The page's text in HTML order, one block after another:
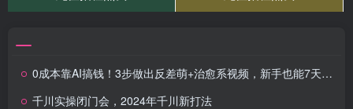
0成本靠AI搞钱！3步做出反差萌+治愈系视频，新手也能7天起号爆流量，月入5位数
千川实操闭门会，2024年千川新打法